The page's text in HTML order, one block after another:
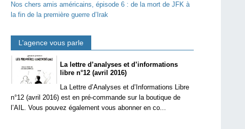
Nos chers amis américains, épisode 6 : de la mort de JFK à
la fin de la première guerre d’Irak
L’agence vous parle
La lettre d’analyses et d’informations
libre n°12 (avril 2016)
La Lettre d’Analyses et d’Informations Libre
n°12 (avril 2016) est en pré-commande sur la boutique de
l’AIL. Vous pouvez également vous abonner en co...